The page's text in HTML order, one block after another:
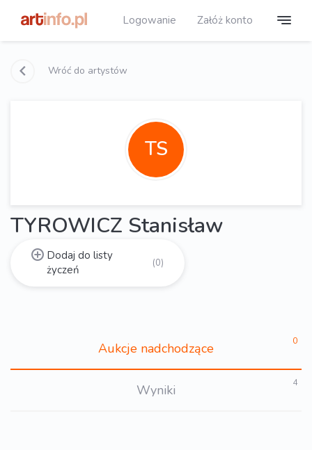
Logowanie Załóż konto
Wróć do artystów
TS
TYROWICZ Stanisław
Dodaj do listy
życzeń
(0)
Aukcje nadchodzące 0
Wyniki 4